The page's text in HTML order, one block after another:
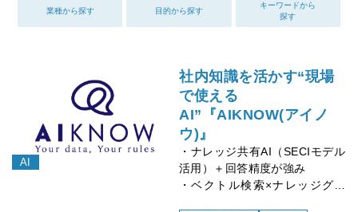
業種から探す 目的から探す
キーワードから
探す
AI
社内知識を活かす“現場
で使える
AI”『AIKNOW(アイノ
ウ)』
・ナレッジ共有AI（SECIモデル
活用）＋回答精度が強み
・ベクトル検索×ナレッジグラ